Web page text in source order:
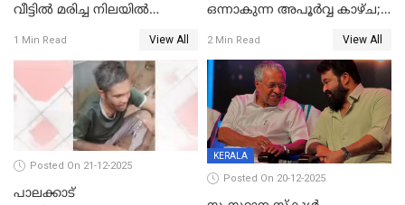
വീട്ടിൽ മരിച്ച നിലയിൽ
1 Min Read View All
ഒന്നാകുന്ന അപൂര്‍വ്വ കാഴ്ച;
കാഴ്ചാനുഭവമൊരുക്കി
ശബരീ നന്ദനം
2 Min Read View All
Posted On 21-12-2025
പാലക്കാട്‌
KERALA
Posted On 20-12-2025